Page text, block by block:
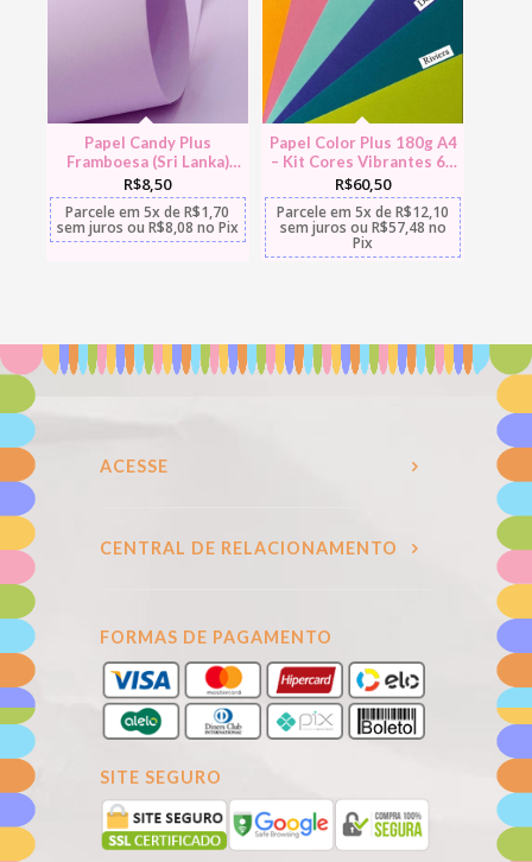
Papel Candy Plus
Framboesa (Sri Lanka)
120g A4 10 folhas
R$8,50
Parcele em5xdeR$1,70
sem juros ou R$8,08 no Pix
Papel Color Plus 180g A4
– Kit Cores Vibrantes 60
fls
R$60,50
Parcele em5xdeR$12,10
sem juros ou R$57,48 no
Pix
ACESSE
CENTRAL DE RELACIONAMENTO
FORMAS DE PAGAMENTO
SITE SEGURO